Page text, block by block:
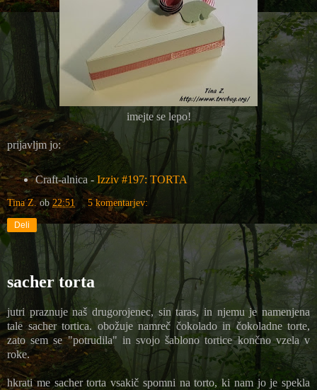
imejte se lepo!
prijavljm jo:
Craft-alnica - Izziv #197: TORTA
Tina Z. ob22:51 5 komentarjev:
Deli
sacher torta
jutri praznuje naš drugorojenec, sin taras, in njemu je namenjena
tale sacher tortica. obožuje namreč čokolado in čokoladne torte,
zato sem se "potrudila" in svojo šablono tortice končno vzela v
roke.
hkrati me sacher torta vsakič spomni na torto, ki nam jo je spekla